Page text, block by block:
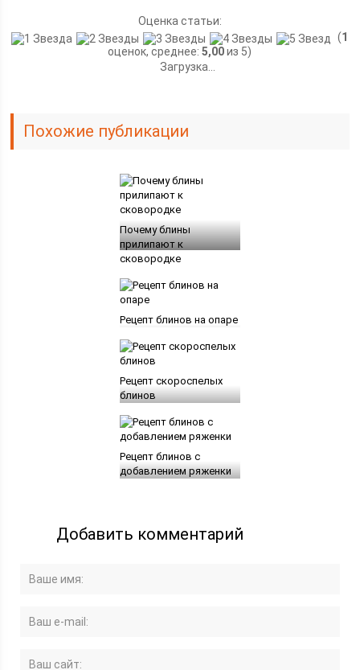
Оценка статьи:
(1
оценок, среднее:5,00из 5)
Загрузка...
Похожие публикации
Почему блины
прилипают к
сковородке
Рецепт блинов на опаре
Рецепт скороспелых
блинов
Рецепт блинов с
добавлением ряженки
Добавить комментарий